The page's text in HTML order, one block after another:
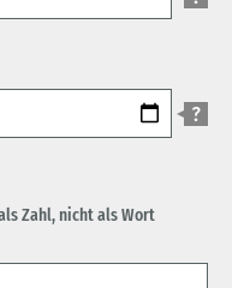
Zahl, nicht als Wort